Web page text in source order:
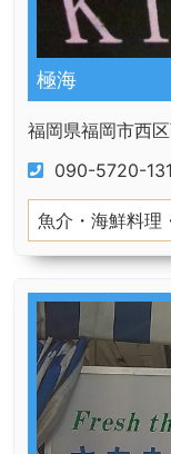
極海
福岡県福岡市西
090-5720-
魚介・海鮮料理